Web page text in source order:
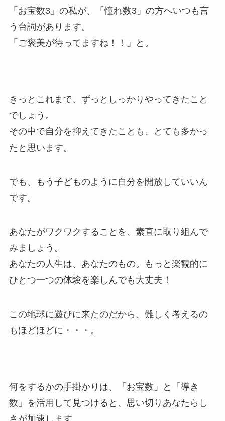
「お宝数3」の私が、「憧れ数3」の方へいつも言
う台詞があります。
「ご褒美が待ってますね！！」と。
きっとこれまで、ずっとしっかりやってきたこと
でしょう。
その中で自分を抑えてきたことも、とても多かっ
たと思います。
でも、もう子どものように自分を開放していいん
です。
あなたがワクワクすることを、素直に取り組んで
みましょう。
あなたの人生は、あなたのもの。もっと楽観的に
ひとつ一つの体験を楽しんでも大丈夫！
この地球に遊びに来たのだから、難しく考えるの
もほどほどに・・・。
何をするかの手掛かりは、「お宝数」と「導き
数」を活用して見つけると、思い切りあなたらし